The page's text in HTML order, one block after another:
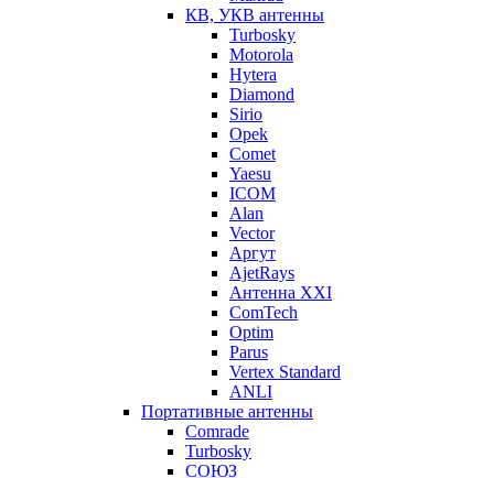
КВ, УКВ антенны
Turbosky
Motorola
Hytera
Diamond
Sirio
Opek
Comet
Yaesu
ICOM
Alan
Vector
Аргут
AjetRays
Антенна XXI
ComTech
Optim
Parus
Vertex Standard
ANLI
Портативные антенны
Comrade
Turbosky
СОЮЗ